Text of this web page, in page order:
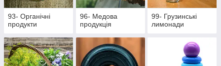
93- Органічні
продукти
96- Медова
продукція
99- Грузинські
лимонади